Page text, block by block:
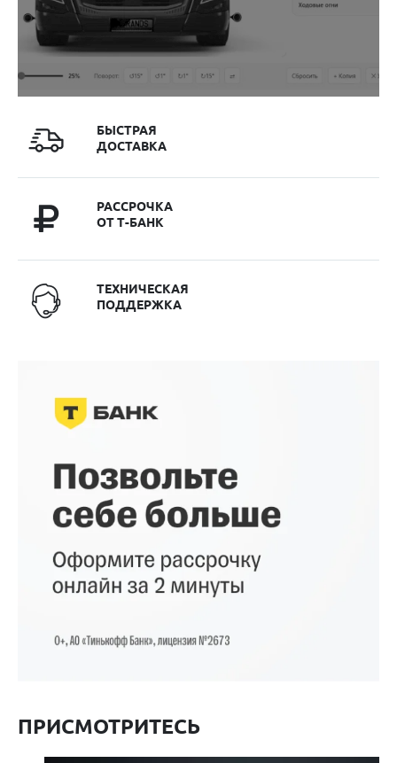
БЫСТРАЯ
ДОСТАВКА
РАССРОЧКА
ОТ Т-БАНК
ТЕХНИЧЕСКАЯ
ПОДДЕРЖКА
ПРИСМОТРИТЕСЬ